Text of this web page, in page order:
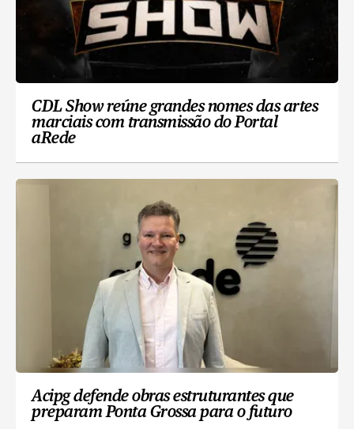
CDL Show reúne grandes nomes das artes
marciais com transmissão do Portal
aRede
Acipg defende obras estruturantes que
preparam Ponta Grossa para o futuro